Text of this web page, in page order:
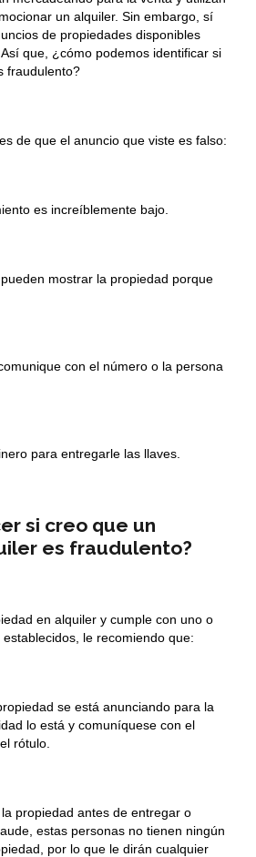
un alquiler. Sin embargo, sí
de propiedades disponibles
que, ¿cómo podemos identificar si
fraudulento?
de que el anuncio que viste es falso:
es increíblemente bajo.
mostrar la propiedad porque
con el número o la persona
para entregarle las llaves.
si creo que un
es fraudulento?
en alquiler y cumple con uno o
le recomiendo que:
se está anunciando para la
lo está y comuníquese con el
rótulo.
propiedad antes de entregar o
estas personas no tienen ningún
por lo que le dirán cualquier